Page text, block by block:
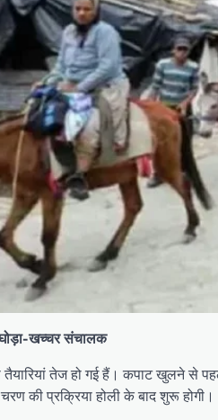
खच्चर संचालक
तैयारियां तेज हो गई हैं। कपाट खुलने से
की प्रक्रिया होली के बाद शुरू होगी।